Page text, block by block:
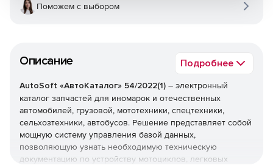
Описание Подробнее
AutoSoft «АвтоКаталог» 54/2022(1) – электронный
каталог запчастей для иномарок и отечественных
автомобилей, грузовой, мототехники, спецтехники,
сельхозтехники, автобусов. Решение представляет собой
мощную систему управления базой данных,
позволяющую узнать необходимую техническую
документацию по устройству мотоциклов, легковых
Поможем с выбором